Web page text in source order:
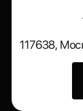
117638,